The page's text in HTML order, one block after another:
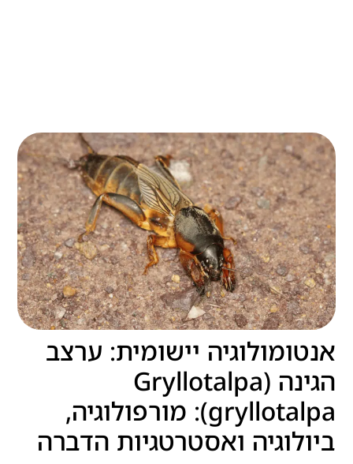
אנטומולוגיה יישומית: ערצב
הגינה (Gryllotalpa
gryllotalpa): מורפולוגיה,
ביולוגיה ואסטרטגיות הדברה